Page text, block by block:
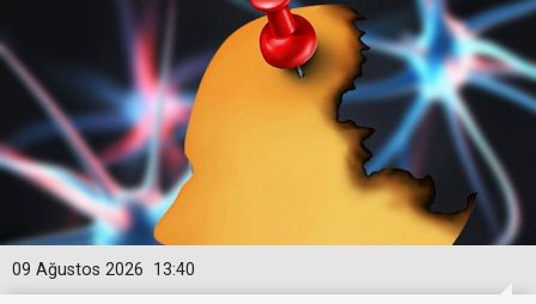
13:40
09 Ağustos 2026